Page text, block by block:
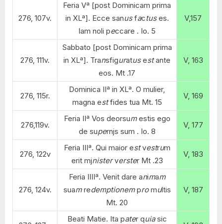
276, 107v.
Feria Vª [post Dominicam prima
in XLª]. Ecce sanusfactuses.
Iam noli peccare . Io. 5
V,157
276, 111v.
Sabbato [post Dominicam prima
in XLª]. Transfiguratusestante
eos. Mt .17
V, 163
276, 115r.
Dominica IIª in XLª. O mulier,
magna estfides tua Mt. 15
V, 169
276,119v.
Feria IIª Vos deorsumestis ego
de supernjs sum . Io. 8
V, 177
276, 122v
Feria IIIª. Qui maior estvestrum
erit mjnisterverster Mt .23
V, 183
276, 124v.
Feria IIIIª. Venit dare animam
suamredemptionempromultis
Mt. 20
V, 187
Beati Matie. Ita pater quiasic